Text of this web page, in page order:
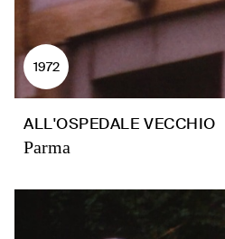
1972
ALL'OSPEDALE VECCHIO
Parma